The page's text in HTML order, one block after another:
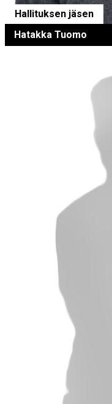
Hallituksen jäsen
Hatakka Tuomo